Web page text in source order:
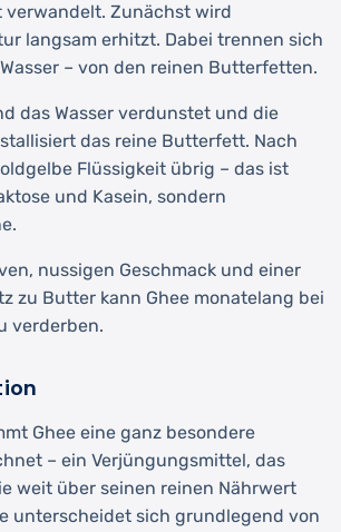
verwandelt. Zunächst wird
langsam erhitzt. Dabei trennen sich
– von den reinen Butterfetten.
das Wasser verdunstet und die
das reine Butterfett. Nach
Flüssigkeit übrig – das ist
und Kasein, sondern
nussigen Geschmack und einer
zu Butter kann Ghee monatelang bei
verderben.
Ghee eine ganz besondere
– ein Verjüngungsmittel, das
weit über seinen reinen Nährwert
unterscheidet sich grundlegend von